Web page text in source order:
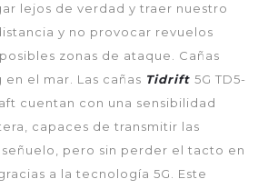
lejos de verdad y traer nuestro
y no provocar revuelos
zonas de ataque. Cañas
en el mar. Las cañas Tidrift 5G TD5-
cuentan con una sensibilidad
capaces de transmitir las
pero sin perder el tacto en
a la tecnología 5G. Este